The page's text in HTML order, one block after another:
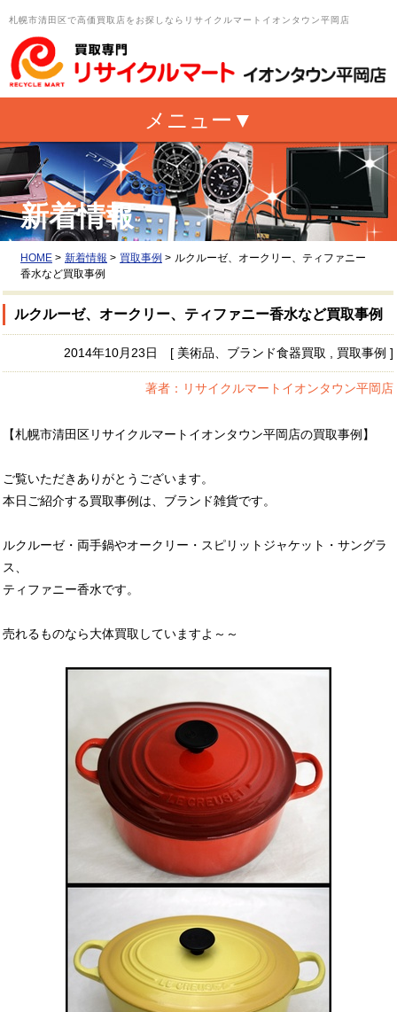
札幌市清田区で高価買取店をお探しならリサイクルマートイオンタウン平岡店
新着情報
HOME > 新着情報 > 買取事例 > ルクルーゼ、オークリー、ティファニー
香水など買取事例
ルクルーゼ、オークリー、ティファニー香水など買取事例
2014年10月23日 [ 美術品、ブランド食器買取 , 買取事例 ]
著者：リサイクルマートイオンタウン平岡店
【札幌市清田区リサイクルマートイオンタウン平岡店の買取事例】
ご覧いただきありがとうございます。
本日ご紹介する買取事例は、ブランド雑貨です。
ルクルーゼ・両手鍋やオークリー・スピリットジャケット・サングラ
ス、
ティファニー香水です。
売れるものなら大体買取していますよ～～